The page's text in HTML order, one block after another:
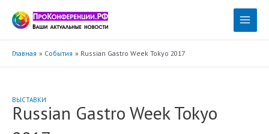
содержимому
Main
Главная События Russian Gastro Week Tokyo 2017
ВЫСТАВКИ
Russian Gastro Week Tokyo